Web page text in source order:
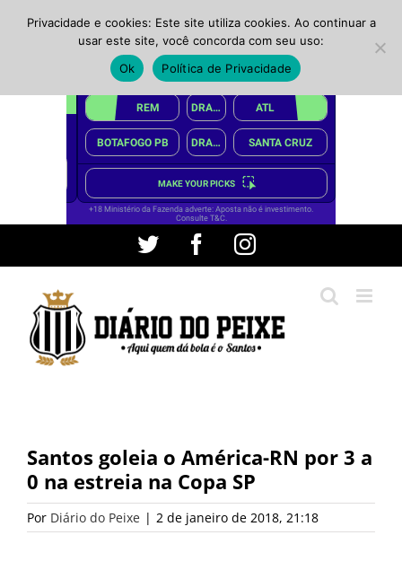
conteúdo
Twitter FacebookInstagram
Santos goleia o América-RN por 3 a
0 na estreia na Copa SP
Por Diário do Peixe | 2 de janeiro de 2018, 21:18
Privacidade e cookies: Este site utiliza cookies. Ao continuar a
usar este site, você concorda com seu uso:
Ok
Política de Privacidade